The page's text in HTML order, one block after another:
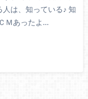
は、知っている♪ 知
Ｍあったよ…